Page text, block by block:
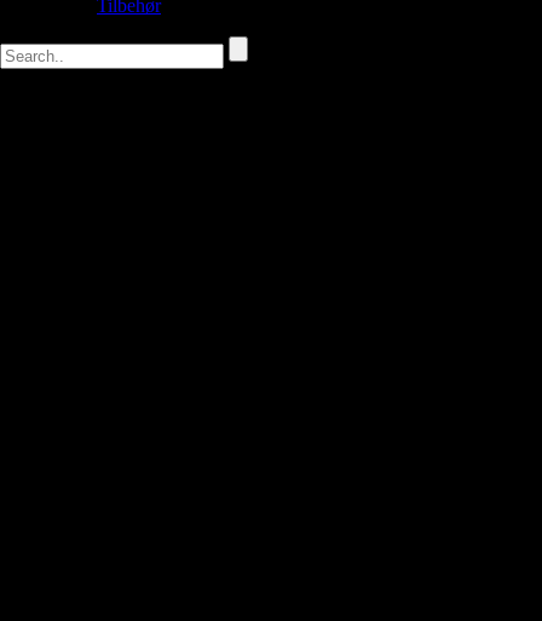
Tilbehør